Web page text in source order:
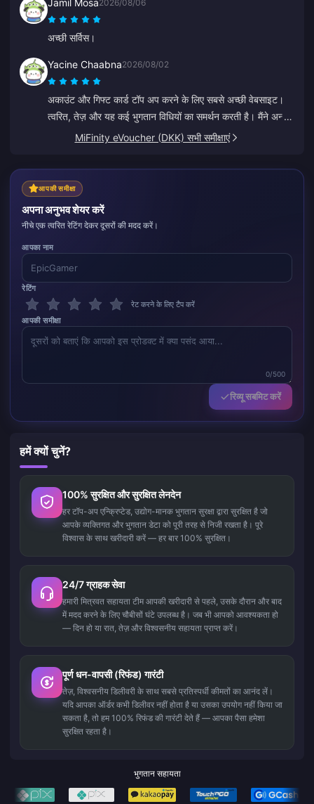
2026/08/06
अच्छी सर्विस।
Yacine Chaabna2026/08/02
अकाउंट और गिफ्ट कार्ड टॉप अप करने के लिए सबसे अच्छी वेबसाइट।
त्वरित, तेज़ और यह कई भुगतान विधियों का समर्थन करती है। मैंने अन्य
साइटों को आज़माया है लेकिन BitTopup सबसे अच्छी है। इसे ऐसे ही
MiFinity eVoucher (DKK) सभी समीक्षाएं
आपकी समीक्षा
अपना अनुभव शेयर करें
नीचे एक त्वरित रेटिंग देकर दूसरों की मदद करें।
आपका नाम
रेटिंग
रेट करने के लिए टैप करें
आपकी समीक्षा
0/500
रिव्यू सबमिट करें
हमें क्यों चुनें?
100% सुरक्षित और सुरक्षित लेनदेन
हर टॉप-अप एन्क्रिप्टेड, उद्योग-मानक भुगतान सुरक्षा द्वारा सुरक्षित है जो
आपके व्यक्तिगत और भुगतान डेटा को पूरी तरह से निजी रखता है। पूरे
विश्वास के साथ खरीदारी करें — हर बार 100% सुरक्षित।
24/7 ग्राहक सेवा
हमारी मित्रवत सहायता टीम आपकी खरीदारी से पहले, उसके दौरान और बाद
में मदद करने के लिए चौबीसों घंटे उपलब्ध है। जब भी आपको आवश्यकता हो
— दिन हो या रात, तेज़ और विश्वसनीय सहायता प्राप्त करें।
पूर्ण धन-वापसी (रिफंड) गारंटी
तेज़, विश्वसनीय डिलीवरी के साथ सबसे प्रतिस्पर्धी कीमतों का आनंद लें।
यदि आपका ऑर्डर कभी डिलीवर नहीं होता है या उसका उपयोग नहीं किया जा
सकता है, तो हम 100% रिफंड की गारंटी देते हैं — आपका पैसा हमेशा
सुरक्षित रहता है।
भुगतान सहायता